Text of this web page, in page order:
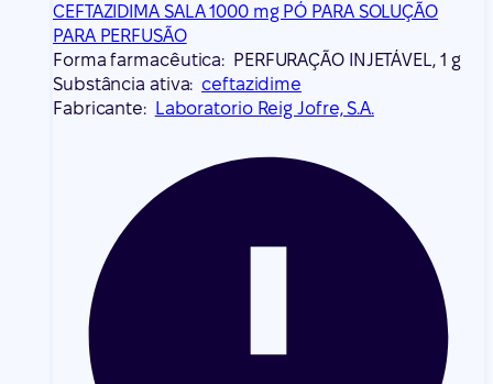
CEFTAZIDIMA SALA 1000 mg PÓ PARA SOLUÇÃO
PARA PERFUSÃO
Forma farmacêutica: PERFURAÇÃO INJETÁVEL, 1 g
Substância ativa: ceftazidime
Fabricante:
Laboratorio Reig Jofre, S.A.